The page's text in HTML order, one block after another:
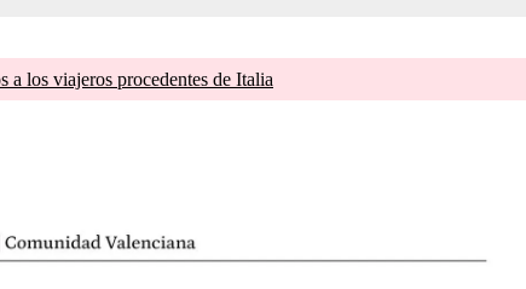
a los viajeros procedentes de Italia